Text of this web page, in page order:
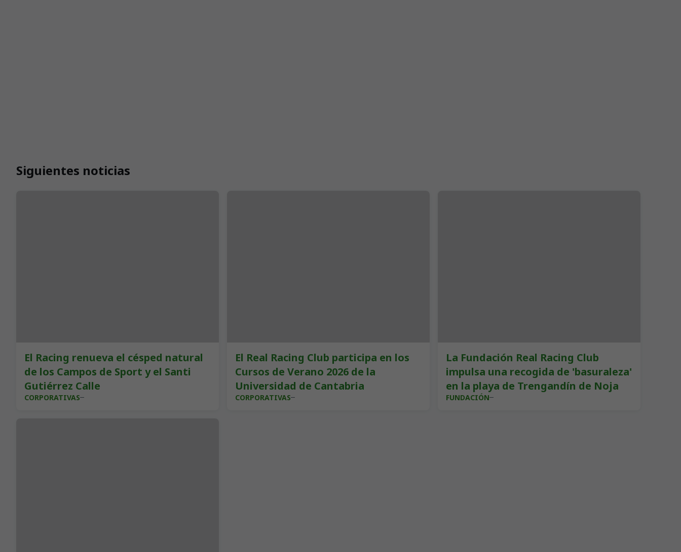
Siguientes noticias
El Racing renueva el césped natural
de los Campos de Sport y el Santi
Gutiérrez Calle
CORPORATIVAS
El Real Racing Club participa en los
Cursos de Verano 2026 de la
Universidad de Cantabria
CORPORATIVAS
La Fundación Real Racing Club
impulsa una recogida de 'basuraleza'
en la playa de Trengandín de Noja
FUNDACIÓN